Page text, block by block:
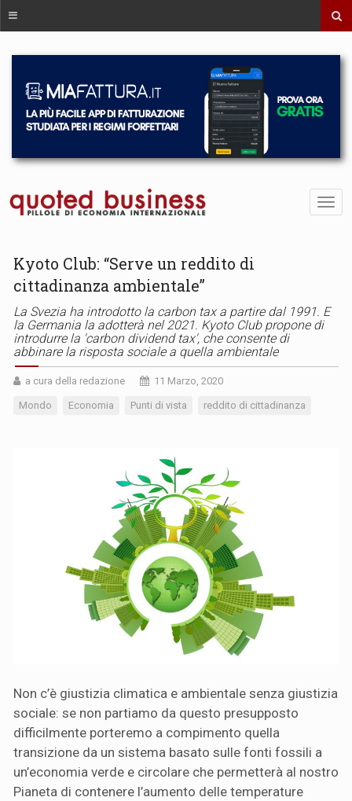
Kyoto Club: “Serve un reddito di
cittadinanza ambientale”
La Svezia ha introdotto la carbon tax a partire dal 1991. E
la Germania la adotterà nel 2021. Kyoto Club propone di
introdurre la 'carbon dividend tax', che consente di
abbinare la risposta sociale a quella ambientale
a cura della redazione 11 Marzo, 2020
Mondo Economia Punti di vista reddito di cittadinanza
Non c’è giustizia climatica e ambientale senza giustizia
sociale: se non partiamo da questo presupposto
difficilmente porteremo a compimento quella
transizione da un sistema basato sulle fonti fossili a
un’economia verde e circolare che permetterà al nostro
Pianeta di contenere l’aumento delle temperature